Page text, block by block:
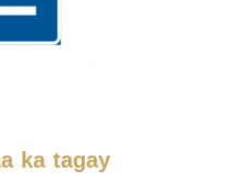
ka tagay